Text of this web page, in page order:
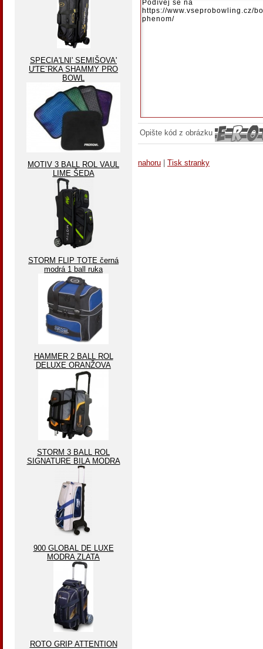
Opište kód z obrázku
nahoru Tisk stranky
SPECIA'LNI' SEMIŠOVA'
U'TEˇRKA SHAMMY PRO
BOWL
MOTIV 3 BALL ROL VAUL
LIME ŠEDA
STORM FLIP TOTE černá
modrá 1 ball ruka
HAMMER 2 BALL ROL
DELUXE ORANŽOVA
STORM 3 BALL ROL
SIGNATURE BILA MODRA
900 GLOBAL DE LUXE
MODRA ZLATA
ROTO GRIP ATTENTION